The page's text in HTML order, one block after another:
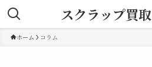
スクラップ買
ホーム コラム